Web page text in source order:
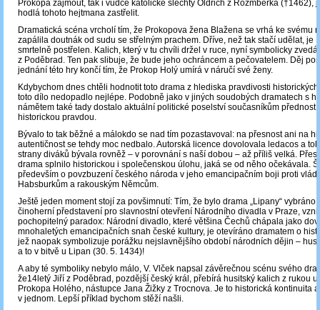
Prokopa zajmout, tak i vůdce katolické šlechty Oldřich z Rožmberka (†1462),
hodlá tohoto hejtmana zastřelit.
Dramatická scéna vrcholí tím, že Prokopova žena Blažena se vrhá ke svému
zapálila doutnák od sudu se střelným prachem. Dříve, než tak stačí udělat, je
smrtelně postřelen. Kalich, který v tu chvíli držel v ruce, nyní symbolicky zvedá
z Poděbrad. Ten pak slibuje, že bude jeho ochráncem a pečovatelem. Děj
jednání této hry končí tím, že Prokop Holý umírá v náručí své ženy.
Kdybychom dnes chtěli hodnotit toto drama z hlediska pravdivosti
toto dílo nedopadlo nejlépe. Podobně jako v jiných soudobých dramatech s
námětem také tady dostalo aktuální politické poselství současníkům přednost
historickou pravdou.
Bývalo to tak běžné a málokdo se nad tím pozastavoval: na přesnost ani na
autentičnost se tehdy moc nedbalo. Autorská licence dovolovala ledacos a
strany diváků bývala rovněž – v porovnání s naší dobou – až příliš velká.
drama splnilo historickou i společenskou úlohu, jaká se od něho očekávala.
především o povzbuzení českého národa v jeho emancipačním boji proti
Habsburkům a rakouským Němcům.
Ještě jeden moment stojí za povšimnutí: Tím, že bylo drama „Lipany“ vybráno
činoherní představení pro slavnostní otevření Národního divadla v Praze,
pochopitelný paradox: Národní divadlo, které většina Čechů chápala jako
mnohaletých emancipačních snah české kultury, je otevíráno dramatem o
jež naopak symbolizuje porážku nejslavnějšího období národních dějin –
a to v bitvě u Lipan (30. 5. 1434)!
A aby té symboliky nebylo málo, V. Vlček napsal závěrečnou scénu svého
že14letý Jiří z Poděbrad, pozdější český král, přebírá husitský kalich z rukou
Prokopa Holého, nástupce Jana Žižky z Trocnova. Je to historická kontinuita
v jednom. Lepší příklad bychom stěží našli.